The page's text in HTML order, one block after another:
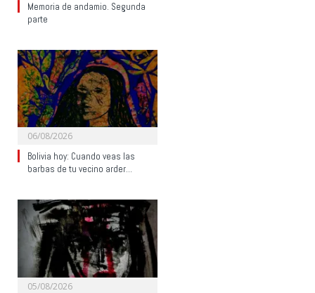
Memoria de andamio. Segunda
parte
06/08/2026
Bolivia hoy: Cuando veas las
barbas de tu vecino arder…
05/08/2026